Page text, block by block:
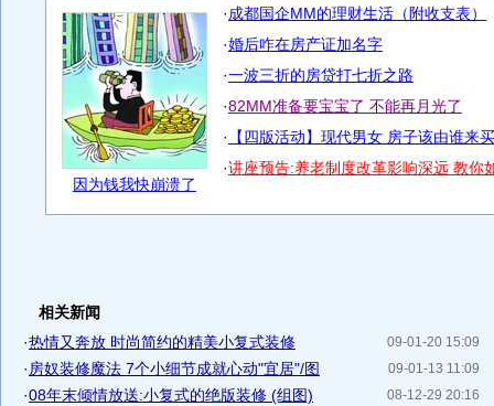
因为钱我快崩溃了
·成都国企MM的理财生活（附收支表）
·婚后咋在房产证加名字
·一波三折的房贷打七折之路
·82MM准备要宝宝了 不能再月光了
·
【四版活动】现代男女 房子该由谁来买
·讲座预告:养老制度改革影响深远 教你
相关新闻
09-01-20 15:09
·热情又奔放 时尚简约的精美小复式装修
09-01-13 11:09
· 房奴装修魔法 7个小细节成就心动"宜居"/图
08-12-29 20:16
·08年末倾情放送:小复式的绝版装修 (组图)